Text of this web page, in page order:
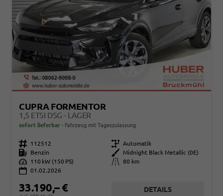
CUPRA FORMENTOR
1,5 ETSI DSG - LAGER
sofort lieferbar Fahrzeug mit Tageszulassung
Fahrzeugnr. 112512 Getriebe Automatik
Kraftstoff
Benzin Außenfarbe
Midnight Black Metallic (0E)
Leistung
110 kW (150 PS) Kilometerstand
80 km
01.02.2026
33.190,– € DETAILS